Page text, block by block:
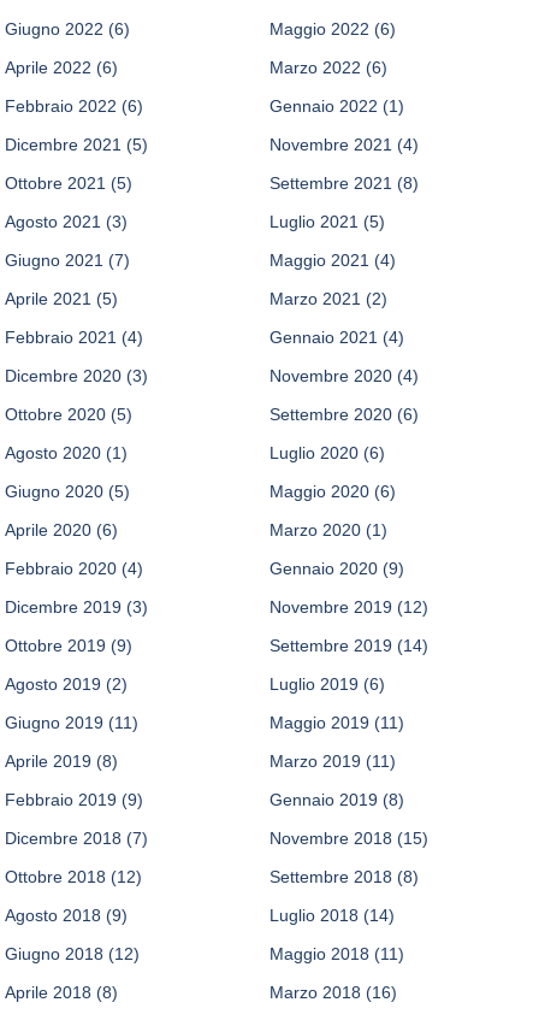
Giugno 2022 (6) Maggio 2022 (6)
Aprile 2022 (6) Marzo 2022 (6)
Febbraio 2022 (6) Gennaio 2022 (1)
Dicembre 2021 (5) Novembre 2021 (4)
Ottobre 2021 (5) Settembre 2021 (8)
Agosto 2021 (3) Luglio 2021 (5)
Giugno 2021 (7) Maggio 2021 (4)
Aprile 2021 (5) Marzo 2021 (2)
Febbraio 2021 (4) Gennaio 2021 (4)
Dicembre 2020 (3) Novembre 2020 (4)
Ottobre 2020 (5) Settembre 2020 (6)
Agosto 2020 (1) Luglio 2020 (6)
Giugno 2020 (5) Maggio 2020 (6)
Aprile 2020 (6) Marzo 2020 (1)
Febbraio 2020 (4) Gennaio 2020 (9)
Dicembre 2019 (3) Novembre 2019 (12)
Ottobre 2019 (9) Settembre 2019 (14)
Agosto 2019 (2) Luglio 2019 (6)
Giugno 2019 (11) Maggio 2019 (11)
Aprile 2019 (8) Marzo 2019 (11)
Febbraio 2019 (9) Gennaio 2019 (8)
Dicembre 2018 (7) Novembre 2018 (15)
Ottobre 2018 (12) Settembre 2018 (8)
Agosto 2018 (9) Luglio 2018 (14)
Giugno 2018 (12) Maggio 2018 (11)
Aprile 2018 (8) Marzo 2018 (16)